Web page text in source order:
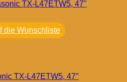
die Wunschliste
TX-L47ETW5, 47″